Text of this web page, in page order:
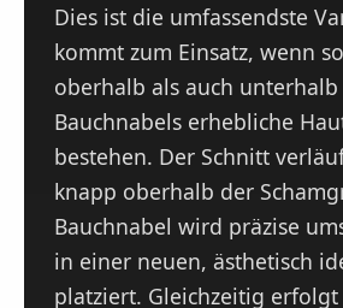
Dies ist die umfassendste
kommt zum Einsatz, wenn
oberhalb als auch unterhalb
Bauchnabels erhebliche
bestehen. Der Schnitt
knapp oberhalb der
Bauchnabel wird präzise
in einer neuen, ästhetisch
platziert. Gleichzeitig